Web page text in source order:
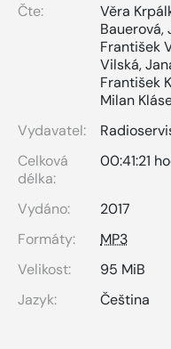
Čte:
Věra
Bauerová,
František
Vilská,
František
Milan
Vydavatel:
Celková
délka:
00:41:21
Vydáno:
2017
Formáty:
MP3
Velikost:
95 MiB
Jazyk:
Čeština